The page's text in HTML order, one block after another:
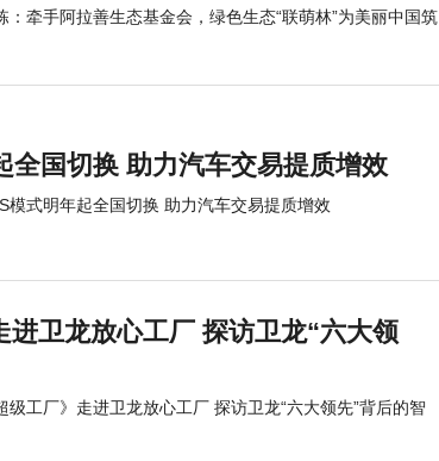
：牵手阿拉善生态基金会，绿色生态“联萌林”为美丽中国筑
全国切换 助力汽车交易提质增效
模式明年起全国切换 助力汽车交易提质增效
进卫龙放心工厂 探访卫龙“六大领
级工厂》走进卫龙放心工厂 探访卫龙“六大领先”背后的智